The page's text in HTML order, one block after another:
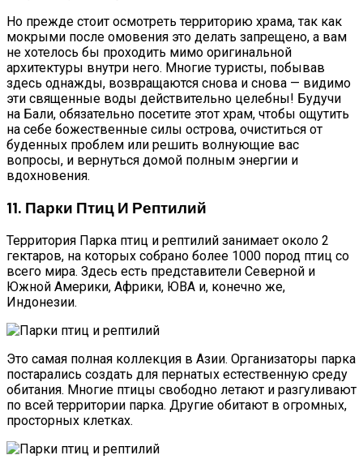
Но прежде стоит осмотреть территорию храма, так как
мокрыми после омовения это делать запрещено, а вам
не хотелось бы проходить мимо оригинальной
архитектуры внутри него. Многие туристы, побывав
здесь однажды, возвращаются снова и снова — видимо
эти священные воды действительно целебны! Будучи
на Бали, обязательно посетите этот храм, чтобы ощутить
на себе божественные силы острова, очиститься от
буденных проблем или решить волнующие вас
вопросы, и вернуться домой полным энергии и
вдохновения.
11. Парки Птиц И Рептилий
Территория Парка птиц и рептилий занимает около 2
гектаров, на которых собрано более 1000 пород птиц со
всего мира. Здесь есть представители Северной и
Южной Америки, Африки, ЮВА и, конечно же,
Индонезии.
Это самая полная коллекция в Азии. Организаторы парка
постарались создать для пернатых естественную среду
обитания. Многие птицы свободно летают и разгуливают
по всей территории парка. Другие обитают в огромных,
просторных клетках.